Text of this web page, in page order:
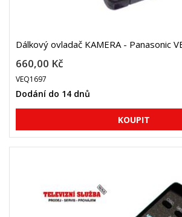
Dálkový ovladač KAMERA - Panasonic
660,00 Kč
VEQ1697
Dodání do 14 dnů